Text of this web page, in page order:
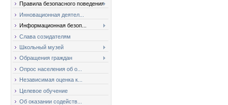
Правила безопасного поведения
Инновационная деятел...
Информационная безоп...
Слава созидателям
Школьный музей
Обращения граждан
Опрос населения об о...
Независимая оценка к...
Целевое обучение
Об оказании содейств...